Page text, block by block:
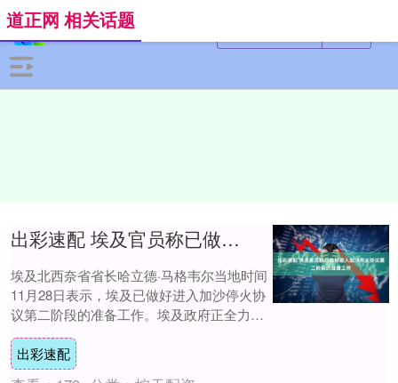
道正网 相关话题
出彩速配 埃及官员称已做好进入加沙停火协议第二阶段的准备工作
埃及北西奈省省长哈立德·马格韦尔当地时间
11月28日表示，埃及已做好进入加沙停火协
议第二阶段的准备工作。埃及政府正全力以
赴，在《沙姆沙伊赫和平协议》框架内，为
启....
出彩速配